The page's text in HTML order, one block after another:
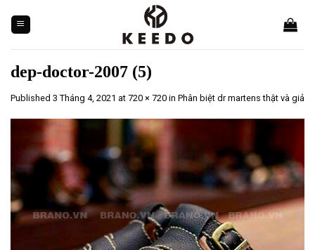
content
dep-doctor-2007 (5)
Published 3 Tháng 4, 2021 at 720 × 720 in Phân biệt dr martens thật và giả